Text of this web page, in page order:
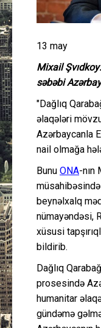
13 may
Mixail
səbəbi
"Dağlıq
əlaqələri
Azərbaycanla
nail olmağa
Bunu ONA-nın
beynəlxalq
nümayəndəsi,
xüsusi
bildirib.
Dağlıq
prosesində
humanitar
gündəmə